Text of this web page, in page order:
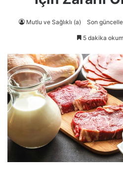
Mutlu ve Sağlıklı (a) Son
5 dakika